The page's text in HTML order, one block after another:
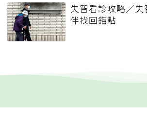
失智看診攻略／
伴找回錨點